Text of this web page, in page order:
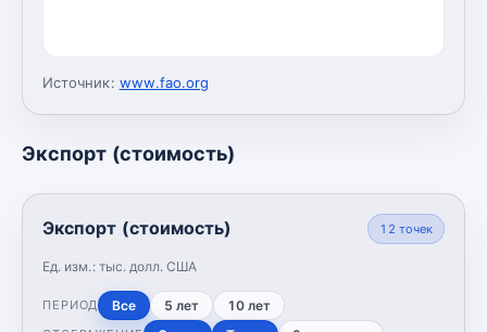
Источник: www.fao.org
Экспорт (стоимость)
Экспорт (стоимость)
Ед. изм.: тыс. долл. США
12 точек
ПЕРИОД Все 5 лет 10 лет